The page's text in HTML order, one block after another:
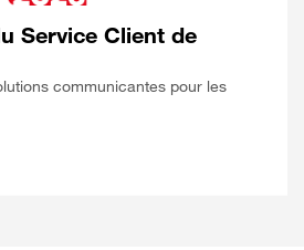
Service Client de
communicantes pour les